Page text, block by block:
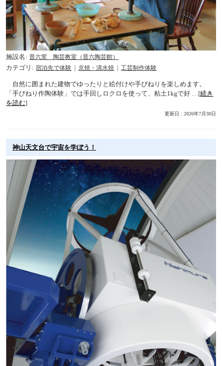
施設名
晋六窯 陶芸教室（晋六陶芸館）
カテゴリ
宿泊先で体験 京焼・清水焼 工芸制作体験
自然に囲まれた建物でゆったりと絵付けや手びねりを楽しめます。
「手びねり作陶体験」では手回しロクロを使って、粘土1kgで好 …[続き
を読む]
更新日 : 2026年7月30日
神山天文台で宇宙を学ぼう！